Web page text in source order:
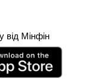
від Мінфін